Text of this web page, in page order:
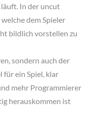
In der uncut
dem Spieler
bildlich vorstellen zu
sondern auch der
für ein Spiel, klar
mehr Programmierer
herauskommen ist